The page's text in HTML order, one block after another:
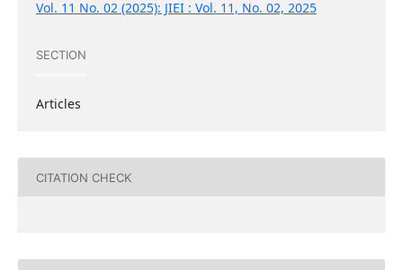
Vol. 11 No. 02 (2025): JIEI : Vol. 11, No. 02, 2025
SECTION
Articles
CITATION CHECK